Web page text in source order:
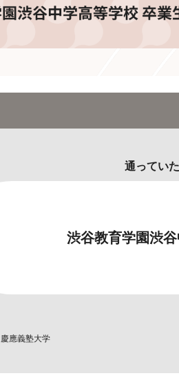
通ってい
渋谷教育学園渋
應義塾大学